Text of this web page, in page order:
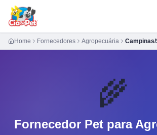
Home Fornecedores Agropecuária Campinas/
🌾
Fornecedor Pet para